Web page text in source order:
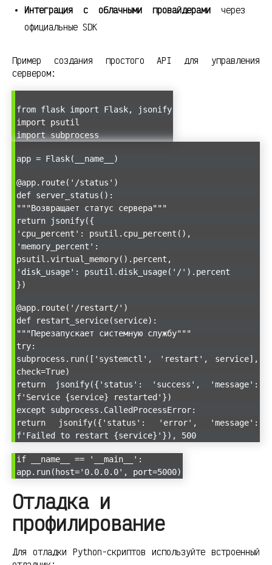
Интеграция с облачными провайдерамичерез
официальные SDK
Пример создания простого API для управления
сервером:
from flask import Flask, jsonify
import psutil
import subprocess
app = Flask(__name__)
@app.route('/status')
def server_status():
"""Возвращает статус сервера"""
return jsonify({
'cpu_percent': psutil.cpu_percent(),
'memory_percent':
psutil.virtual_memory().percent,
'disk_usage': psutil.disk_usage('/').percent
})
@app.route('/restart/')
def restart_service(service):
"""Перезапускает системную службу"""
try:
subprocess.run(['systemctl', 'restart', service],
check=True)
return jsonify({'status': 'success', 'message':
f'Service {service} restarted'})
except subprocess.CalledProcessError:
return jsonify({'status': 'error', 'message':
f'Failed to restart {service}'}), 500
if __name__ == '__main__':
app.run(host='0.0.0.0', port=5000)
Отладка и
профилирование
Для отладки Python-скриптов используйте встроенный